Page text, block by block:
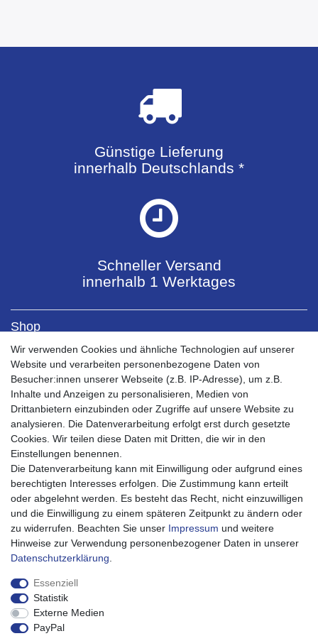
Günstige Lieferung
innerhalb Deutschlands *
Schneller Versand
innerhalb 1 Werktages
Shop
Kontaktformular
Versandkosten
Zahlungsarten
Bestellablauf 0% MwSt PV
Mein Konto
Mein Account
Registrieren
Warenkorb
Kasse
Service
Datenschutzerklärung
AGB
Barrierefreiheitserklärung
Über uns
Wir verwenden Cookies und ähnliche Technologien auf unserer
Website und verarbeiten personenbezogene Daten von
Besucher:innen unserer Webseite (z.B. IP-Adresse), um z.B.
Inhalte und Anzeigen zu personalisieren, Medien von
Drittanbietern einzubinden oder Zugriffe auf unsere Website zu
analysieren. Die Datenverarbeitung erfolgt erst durch gesetzte
Cookies. Wir teilen diese Daten mit Dritten, die wir in den
Einstellungen benennen.
Die Datenverarbeitung kann mit Einwilligung oder aufgrund eines
berechtigten Interesses erfolgen. Die Zustimmung kann erteilt
oder abgelehnt werden. Es besteht das Recht, nicht einzuwilligen
und die Einwilligung zu einem späteren Zeitpunkt zu ändern oder
zu widerrufen. Beachten Sie unser Impressum und weitere
Hinweise zur Verwendung personenbezogener Daten in unserer
Daten­schutz­erklärung
Essenziell
Statistik
Externe Medien
PayPal